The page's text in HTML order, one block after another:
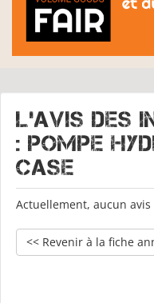
L'avis des
: Pompe
case
Actuellement, aucun
<< Revenir à la fiche